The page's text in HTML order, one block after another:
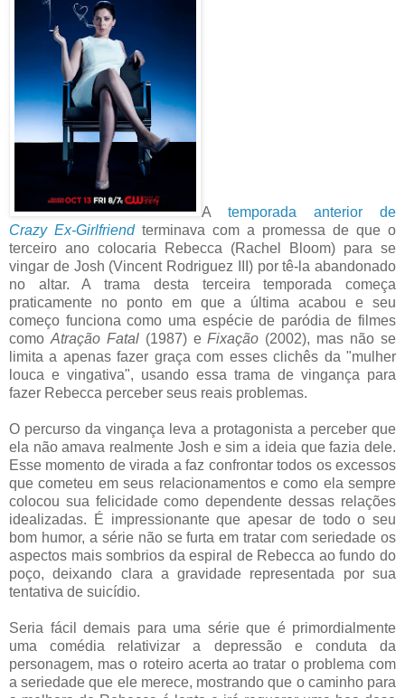
A temporada anterior de
Crazy Ex-Girlfriend terminava com a promessa de que o
terceiro ano colocaria Rebecca (Rachel Bloom) para se
vingar de Josh (Vincent Rodriguez III) por tê-la abandonado
no altar. A trama desta terceira temporada começa
praticamente no ponto em que a última acabou e seu
começo funciona como uma espécie de paródia de filmes
como Atração Fatal (1987) eFixação (2002), mas não se
limita a apenas fazer graça com esses clichês da "mulher
louca e vingativa", usando essa trama de vingança para
fazer Rebecca perceber seus reais problemas.
O percurso da vingança leva a protagonista a perceber que
ela não amava realmente Josh e sim a ideia que fazia dele.
Esse momento de virada a faz confrontar todos os excessos
que cometeu em seus relacionamentos e como ela sempre
colocou sua felicidade como dependente dessas relações
idealizadas. É impressionante que apesar de todo o seu
bom humor, a série não se furta em tratar com seriedade os
aspectos mais sombrios da espiral de Rebecca ao fundo do
poço, deixando clara a gravidade representada por sua
tentativa de suicídio.
Seria fácil demais para uma série que é primordialmente
uma comédia relativizar a depressão e conduta da
personagem, mas o roteiro acerta ao tratar o problema com
a seriedade que ele merece, mostrando que o caminho para